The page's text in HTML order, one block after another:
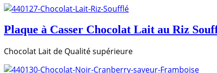
Plaque à Casser Chocolat Lait au Riz
Chocolat Lait de Qualité supérieure